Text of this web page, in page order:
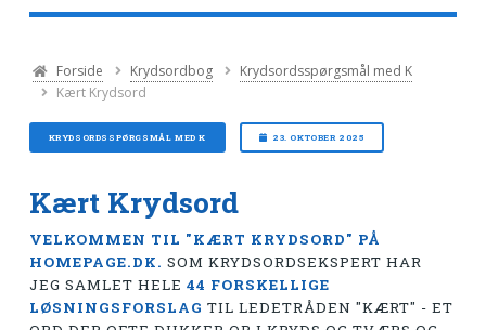
Forside Krydsordbog
Krydsordsspørgsmål med K
Kært Krydsord
KRYDSORDSSPØRGSMÅL MED K 23. OKTOBER 2025
Kært Krydsord
VELKOMMEN TIL "KÆRT KRYDSORD" PÅ
HOMEPAGE.DK. SOM KRYDSORDSEKSPERT HAR
JEG SAMLET HELE 44 FORSKELLIGE
LØSNINGSFORSLAG TIL LEDETRÅDEN "KÆRT" - ET